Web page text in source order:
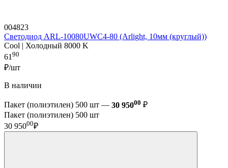
004823
Светодиод ARL-10080UWC4-80 (Arlight, 10мм (круглый))
Cool | Холодный 8000 K
61 90
₽/шт
В наличии
Пакет (полиэтилен) 500 шт — 30 95000 ₽
Пакет (полиэтилен) 500 шт
30 95000₽